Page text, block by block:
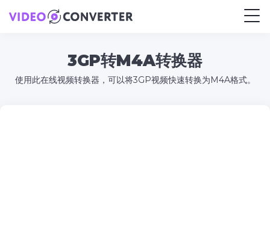
3GP转M4A转换器
使用此在线视频转换器，可以将3GP视频快速转换为M4A格式。